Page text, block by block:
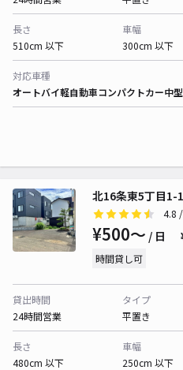
長さ
510cm 以下
車幅
300cm 以下
対応車種
オートバイ軽自動車コンパクトカー中
北16条東5丁目
4.8
¥500〜 / 日
時間貸し可
貸出時間
24時間営業
タイプ
平置き
長さ
480cm 以下
車幅
250cm 以下